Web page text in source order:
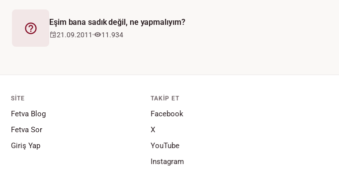
Fetva
Eşim bana sadık değil, ne yapmalıyım?
21.09.2011 11.934
SITE
Fetva Blog
Fetva Sor
Giriş Yap
TAKIP ET
Facebook
X
YouTube
Instagram